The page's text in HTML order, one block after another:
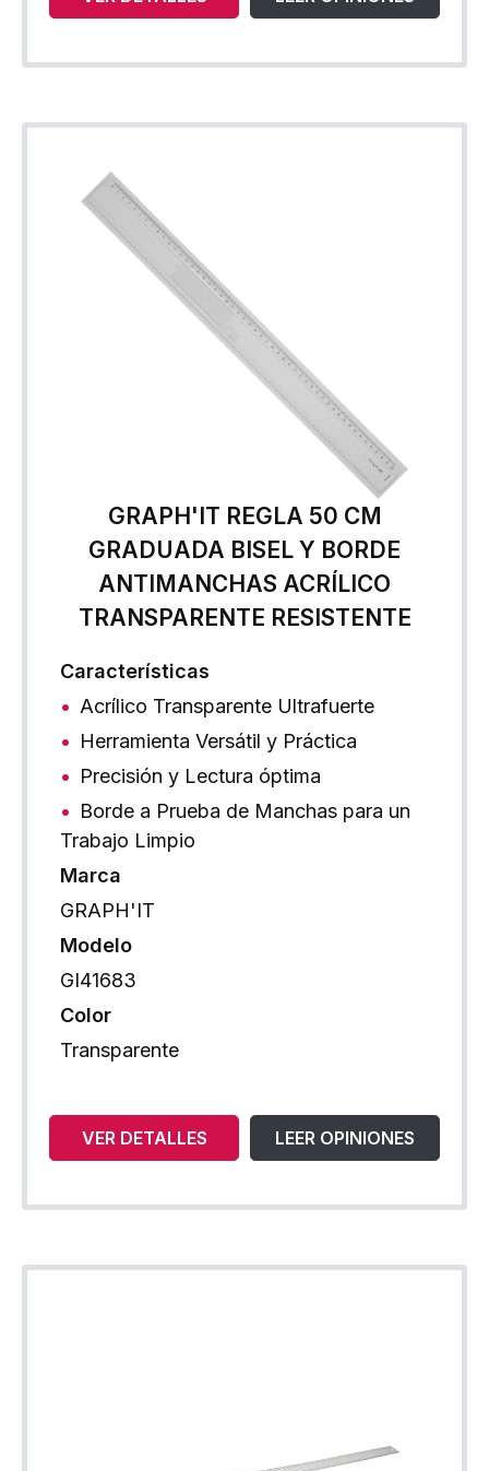
GRAPH'IT REGLA 50 CM
GRADUADA BISEL Y BORDE
ANTIMANCHAS ACRÍLICO
TRANSPARENTE RESISTENTE
Características
Acrílico Transparente Ultrafuerte
Herramienta Versátil y Práctica
Precisión y Lectura óptima
Borde a Prueba de Manchas para un
Trabajo Limpio
Marca
GRAPH'IT
Modelo
GI41683
Color
Transparente
VER DETALLES LEER OPINIONES